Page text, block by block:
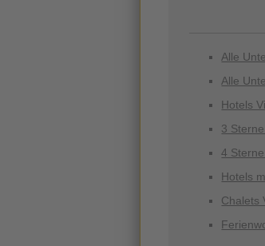
Alle
Alle
Hotels
3
4
Hotels
Chalets